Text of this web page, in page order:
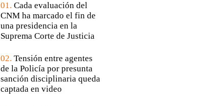
01. Cada evaluación del
CNM ha marcado el fin de
una presidencia en la
Suprema Corte de Justicia
02. Tensión entre agentes
de la Policía por presunta
sanción disciplinaria queda
captada en video